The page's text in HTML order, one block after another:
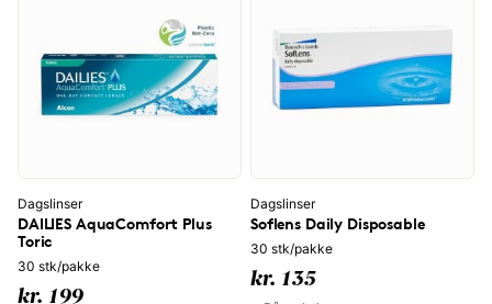
Dagslinser
DAILIES AquaComfort Plus
Toric
30 stk/pakke
kr. 199
Dagslinser
Soflens Daily Disposable
30 stk/pakke
kr. 135